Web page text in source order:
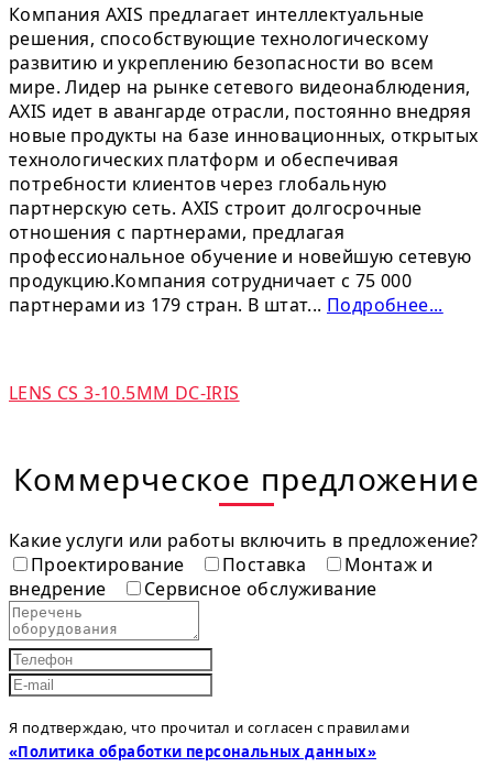
Компания AXIS предлагает интеллектуальные
решения, способствующие технологическому
развитию и укреплению безопасности во всем
мире. Лидер на рынке сетевого видеонаблюдения,
AXIS идет в авангарде отрасли, постоянно внедряя
новые продукты на базе инновационных, открытых
технологических платформ и обеспечивая
потребности клиентов через глобальную
партнерскую сеть. AXIS строит долгосрочные
отношения с партнерами, предлагая
профессиональное обучение и новейшую сетевую
продукцию.Компания сотрудничает с 75 000
партнерами из 179 стран. В штат... Подробнее...
LENS CS 3-10.5MM DC-IRIS
Коммерческое предложение
Какие услуги или работы включить в предложение?
Проектирование
Поставка
Монтаж и
внедрение
Сервисное обслуживание
Я подтверждаю, что прочитал и согласен с правилами
«Политика обработки персональных данных»